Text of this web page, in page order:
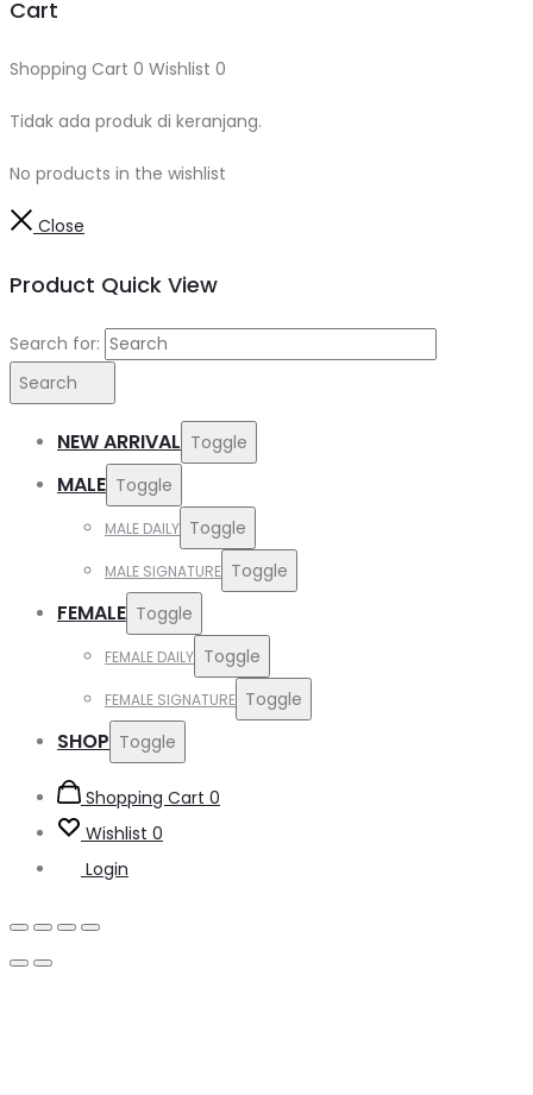
Cart
Shopping Cart 0 Wishlist 0
Tidak ada produk di keranjang.
No products in the wishlist
Close
Product Quick View
Search for:
Search
NEW ARRIVAL Toggle
MALE Toggle
MALE DAILY Toggle
MALE SIGNATURE Toggle
FEMALE Toggle
FEMALE DAILY Toggle
FEMALE SIGNATURE Toggle
SHOP Toggle
Shopping Cart 0
Wishlist 0
Login